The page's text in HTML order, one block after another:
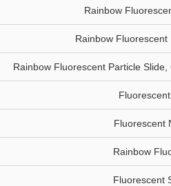
Rainbow
Rainbow
Rainbow Fluorescent Particle
Fluorescent
Rainbow
Fluorescent